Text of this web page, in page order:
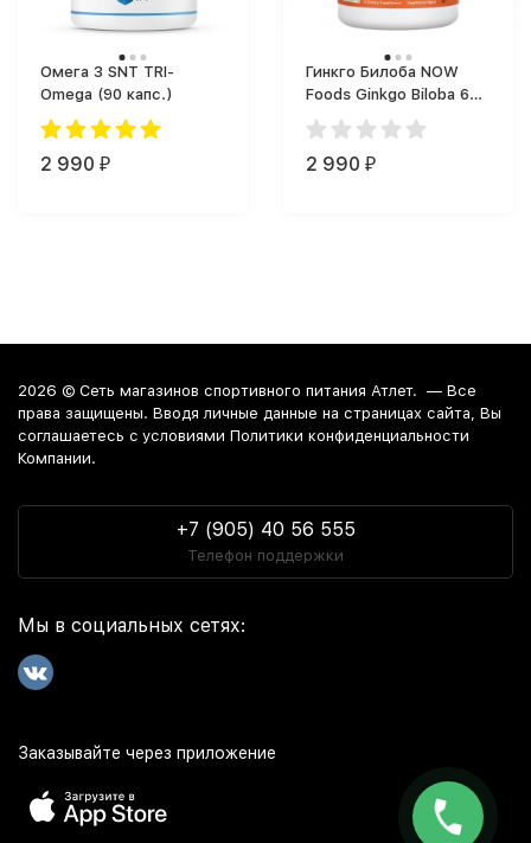
Омега 3 SNT TRI-
Omega (90 капс.)
2 990 ₽
Гинкго Билоба NOW
Foods Ginkgo Biloba 60
mg (240 капс.)
2 990 ₽
2026 © Сеть магазинов спортивного питания Атлет. — Все
права защищены. Вводя личные данные на страницах сайта, Вы
соглашаетесь c условиями Политики конфиденциальности
Компании.
+7 (905) 40 56 555
Телефон поддержки
Мы в социальных сетях:
Заказывайте через приложение